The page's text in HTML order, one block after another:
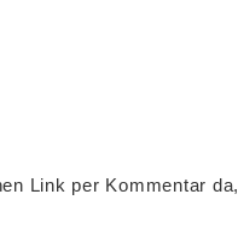
Link per Kommentar da,